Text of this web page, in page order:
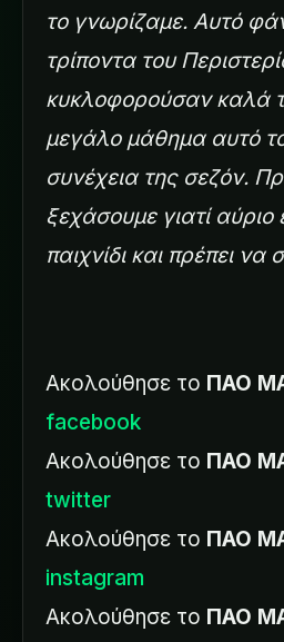
το γνωρίζαμε. Αυτό
τρίποντα του
κυκλοφορούσαν καλά
μεγάλο μάθημα αυτό το
συνέχεια της σεζόν.
ξεχάσουμε γιατί
παιχνίδι και πρέπει να
Ακολούθησε το ΠΑΟ
facebook
Ακολούθησε το ΠΑΟ
twitter
Ακολούθησε το ΠΑΟ
instagram
Ακολούθησε το ΠΑΟ